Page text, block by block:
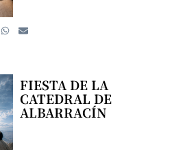
FIESTA DE LA
CATEDRAL DE
ALBARRACÍN